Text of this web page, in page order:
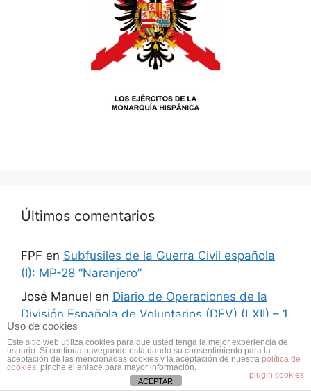
Últimos comentarios
FPF en Subfusiles de la Guerra Civil española
(I): MP-28 “Naranjero”
José Manuel en Diario de Operaciones de la
División Española de Voluntarios (DEV) (LXII) – 1
al 6 de noviembre de 1942
AndrónicoenPréstamo y Arriendo a la Unión
Soviética
Uso de cookies
Este sitio web utiliza cookies para que usted tenga la mejor experiencia de
usuario. Si continúa navegando está dando su consentimiento para la
aceptación de las mencionadas cookies y la aceptación de nuestra política de
cookies, pinche el enlace para mayor información.
plugin cookies
ACEPTAR